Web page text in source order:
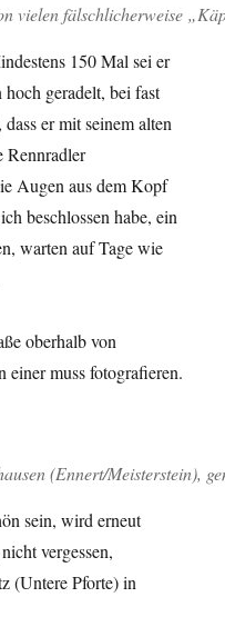
vielen fälschlicherweise
150 Mal sei er
geradelt, bei fast
er mit seinem alten
Rennradler
Augen aus dem Kopf
beschlossen habe, ein
warten auf Tage wie
oberhalb von
einer muss fotografieren.
(Ennert/Meisterstein),
sein, wird erneut
vergessen,
(Untere Pforte) in